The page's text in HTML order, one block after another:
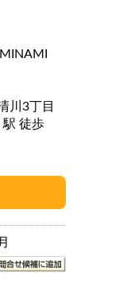
川3丁目